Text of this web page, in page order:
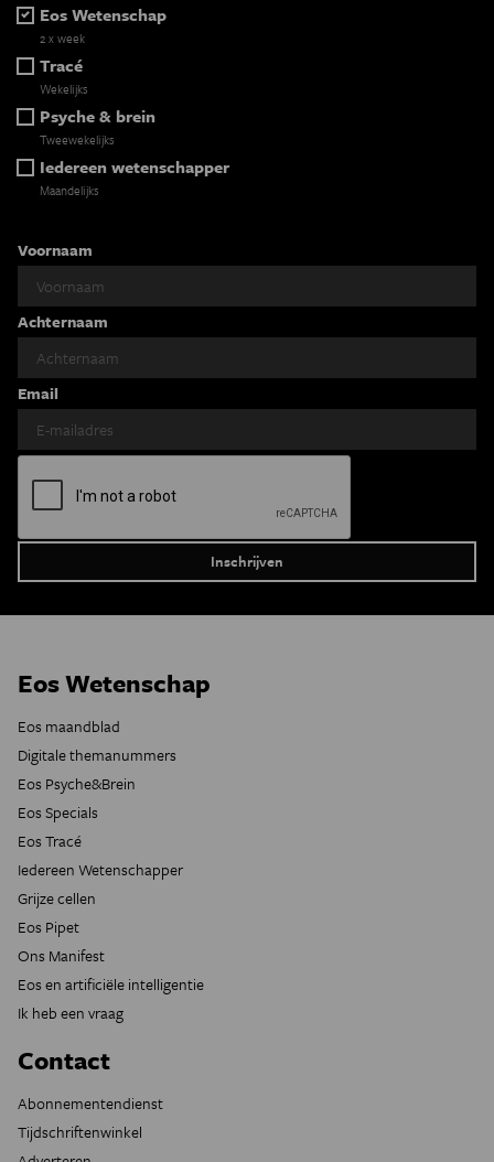
Eos Wetenschap
2 x week
Tracé
Wekelijks
Psyche & brein
Tweewekelijks
Iedereen wetenschapper
Maandelijks
Voornaam
Achternaam
Email
Eos Wetenschap
Eos maandblad
Digitale themanummers
Eos Psyche&Brein
Eos Specials
Eos Tracé
Iedereen Wetenschapper
Grijze cellen
Eos Pipet
Ons Manifest
Eos en artificiële intelligentie
Ik heb een vraag
Contact
Abonnementendienst
Tijdschriftenwinkel